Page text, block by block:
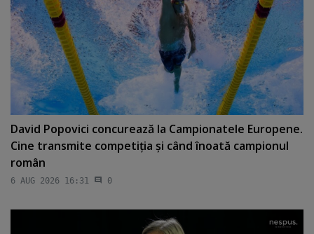
David Popovici concurează la Campionatele Europene.
Cine transmite competiţia şi când înoată campionul
român
6 AUG 2026 16:31 0